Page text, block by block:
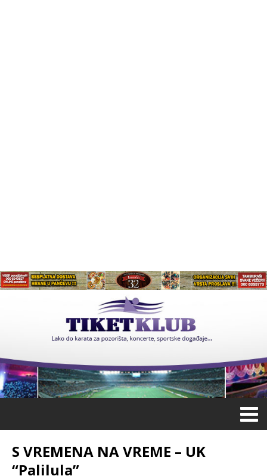
S VREMENA NA VREME – UK
“Palilula”